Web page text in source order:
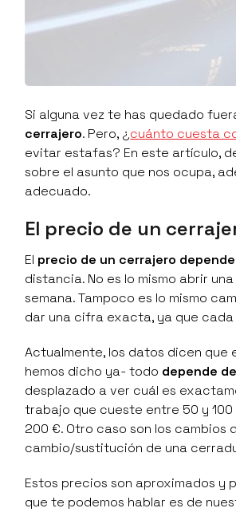
Si alguna vez te has quedado
cerrajero. Pero, ¿cuánto cuesta
evitar estafas? En este artículo,
sobre el asunto que nos ocupa,
adecuado.
El precio de un
El precio de un cerrajero
distancia. No es lo mismo abrir
semana. Tampoco es lo mismo
dar una cifra exacta, ya que
Actualmente, los datos dicen que
hemos dicho ya- todo depende
desplazado a ver cuál es
trabajo que cueste entre 50 y
200 €. Otro caso son los
cambio/sustitución de una
Estos precios son aproximados y
que te podemos hablar es de